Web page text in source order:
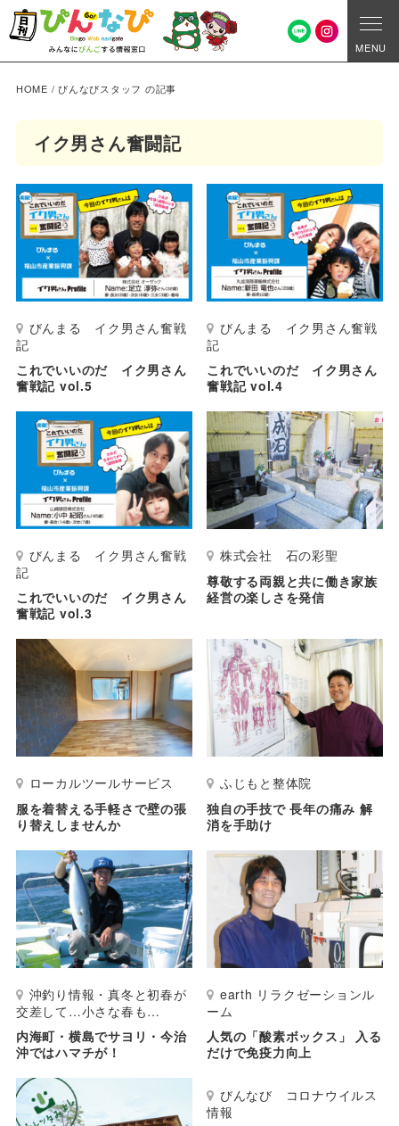
MENU
HOME /びんなびスタッフ の記事
イク男さん奮闘記
びんまる イク男さん奮戦
記
これでいいのだ イク男さん
奮戦記 vol.5
びんまる イク男さん奮戦
記
これでいいのだ イク男さん
奮戦記 vol.4
びんまる イク男さん奮戦
記
これでいいのだ イク男さん
奮戦記 vol.3
株式会社 石の彩聖
尊敬する両親と共に働き家族
経営の楽しさを発信
ローカルツールサービス
服を着替える手軽さで壁の張
り替えしませんか
ふじもと整体院
独自の手技で 長年の痛み 解
消を手助け
沖釣り情報・真冬と初春が
交差して…小さな春も…
内海町・横島でサヨリ・今治
沖ではハマチが！
earth リラクゼーションル
ーム
人気の「酸素ボックス」 入る
だけで免疫力向上
びんなび コロナウイルス
情報